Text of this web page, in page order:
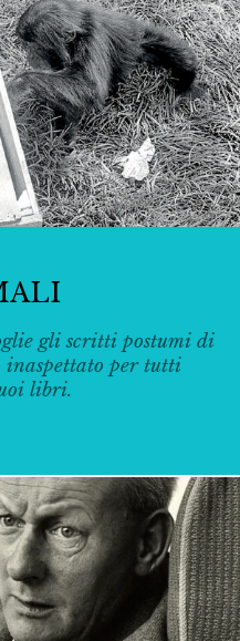
gli scritti postumi di
inaspettato per tutti
libri.